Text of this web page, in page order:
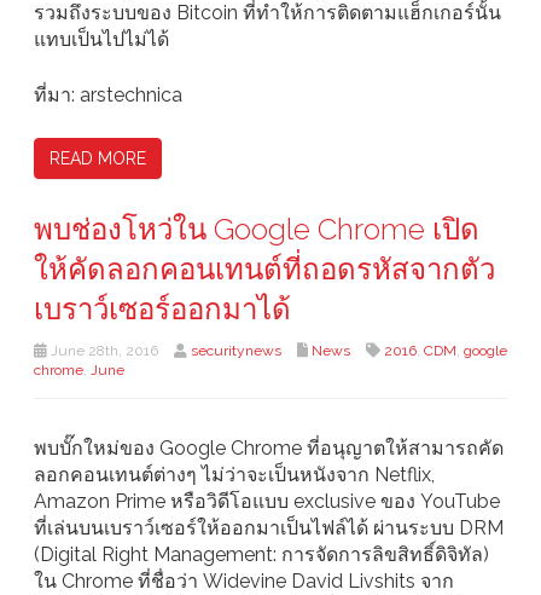
รวมถึงระบบของ Bitcoin ที่ทำให้การติดตามแฮ็กเกอร์นั้น
แทบเป็นไปไม่ได้
ที่มา: arstechnica
READ MORE
พบช่องโหว่ใน Google Chrome เปิด
ให้คัดลอกคอนเทนต์ที่ถอดรหัสจากตัว
เบราว์เซอร์ออกมาได้
June 28th, 2016 securitynews News 2016, CDM, google
chrome, June
พบบั๊กใหม่ของ Google Chrome ที่อนุญาตให้สามารถคัด
ลอกคอนเทนต์ต่างๆ ไม่ว่าจะเป็นหนังจาก Netflix,
Amazon Prime หรือวิดีโอแบบ exclusive ของ YouTube
ที่เล่นบนเบราว์เซอร์ให้ออกมาเป็นไฟล์ได้ ผ่านระบบ DRM
(Digital Right Management: การจัดการลิขสิทธิ์ดิจิทัล)
ใน Chrome ที่ชื่อว่า Widevine David Livshits จาก